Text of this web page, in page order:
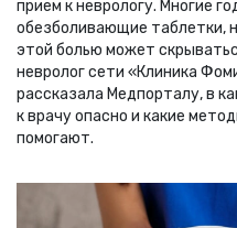
прием к неврологу. Многие
обезболивающие таблетки,
этой болью может
невролог сети «Клиника
рассказала Медпорталу, в
к врачу опасно и какие
помогают.